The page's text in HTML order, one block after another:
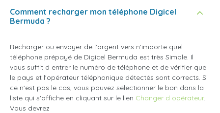
Comment recharger mon téléphone Digicel
Bermuda ?
Recharger ou envoyer de l'argent vers n'importe quel
téléphone prépayé de Digicel Bermuda est très Simple. Il
vous suffit d entrer le numéro de téléphone et de vérifier que
le pays et l'opérateur téléphonique détectés sont corrects. Si
ce n'est pas le cas, vous pouvez sélectionner le bon dans la
liste qui s'affiche en cliquant sur le lien Changer d opérateur.
Vous devrez